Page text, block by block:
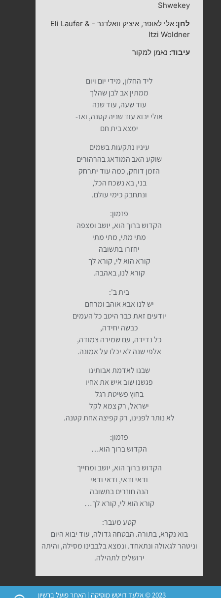
Shwekey
לחן:אלי לאופר, איציק וואלדנר -
Eli Laufer &
Itzi Woldner
עיבוד: נאמן למקור
ליד החלון, מידי יום ויום
ממתין אב לבן שהלך
עוד שעה, עוד שנה
אולי יבוא עוד שניה קטנה, ואז-
ימצא בית חם
עיניו נתקעות בשמים
שוקע האב המודאג בהרהורים
הזמן דוחק, כמה עוד יתרחק
בני, בא נשכח הכל,
ונתחבק כימי עולם.
פזמון:
הקדוש ברוך הוא, יושב ומצפה
מתי מתי, מתי מתי
יחזרו בתשובה
קורא הוא לי, קורא לך
קורא לנו, באהבה.
בית ב':
יש לנו אבא אוהב ומרחם
יודעים זאת כבר היטב כל העמים
כבשה יחידה,
כל נדידה, עם שמירה צמודה,
אלפי שנה לא יכלו על אמונה.
שבנו לאדמת אבותינו
פגשנו שוב איש את אחיו
בחוץ פשיטת רגל
ישראל, רק צמא לקל
לא נותר לפנינו, רק קפיצה אחת קטנה.
פזמון:
הקדוש ברוך הוא…
הקדוש ברוך הוא, יושב ומחייך
ודאי ודאי, ודאי ודאי
הנה חוזרים בתשובה
קורא הוא לי, קורא לך…
קטע מעבר:
בוא נקרא, בתורה. הבטחה גדולה, עוד יבוא היום
וניטהר לגאולה ונתאחד. ונמצא בלבבינו מסילה, והיתה
ירושלים לתהילה.
2023 © אלעד דויטש מוסיקה | האתר פועל ברשיון